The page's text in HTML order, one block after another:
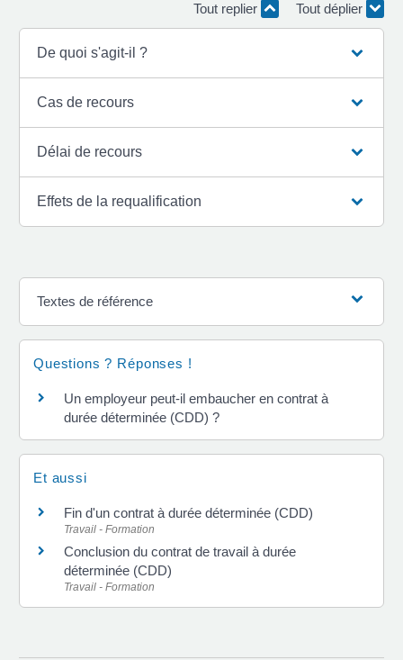
Tout replier Tout déplier
De quoi s'agit-il ?
Cas de recours
Délai de recours
Effets de la requalification
Textes de référence
Questions ? Réponses !
Un employeur peut-il embaucher en contrat à
durée déterminée (CDD) ?
Et aussi
Fin d'un contrat à durée déterminée (CDD)
Travail - Formation
Conclusion du contrat de travail à durée
déterminée (CDD)
Travail - Formation